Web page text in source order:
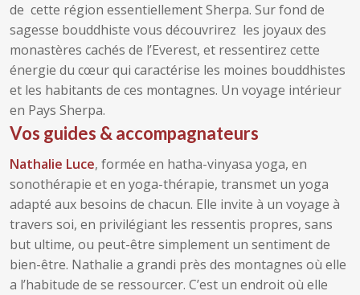
de cette région essentiellement Sherpa. Sur fond de
sagesse bouddhiste vous découvrirez les joyaux des
monastères cachés de l’Everest, et ressentirez cette
énergie du cœur qui caractérise les moines bouddhistes
et les habitants de ces montagnes. Un voyage intérieur
en Pays Sherpa.
Vos guides & accompagnateurs
Nathalie Luce, formée en hatha-vinyasa yoga, en
sonothérapie et en yoga-thérapie, transmet un yoga
adapté aux besoins de chacun. Elle invite à un voyage à
travers soi, en privilégiant les ressentis propres, sans
but ultime, ou peut-être simplement un sentiment de
bien-être. Nathalie a grandi près des montagnes où elle
a l’habitude de se ressourcer. C’est un endroit où elle